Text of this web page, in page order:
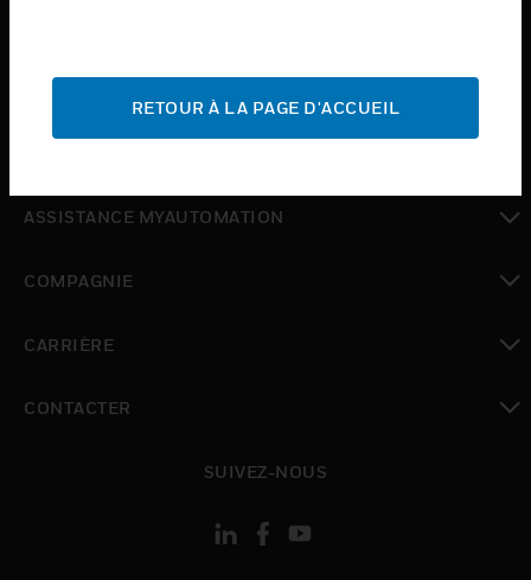
toggle view
toggle view
toggle view
ASSISTANCE MYAUTOMATION
COMPAGNIE
CARRIÈRE
CONTACTER
SUIVEZ-NOUS
RETOUR À LA PAGE D'ACCUEIL